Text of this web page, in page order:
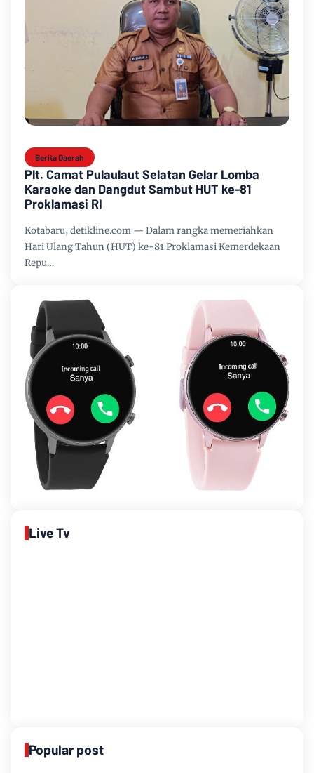
Berita Daerah
Plt. Camat Pulaulaut Selatan Gelar Lomba
Karaoke dan Dangdut Sambut HUT ke-81
Proklamasi RI
Kotabaru, detikline.com — Dalam rangka memeriahkan
Hari Ulang Tahun (HUT) ke-81 Proklamasi Kemerdekaan
Repu…
Live Tv
Popular post